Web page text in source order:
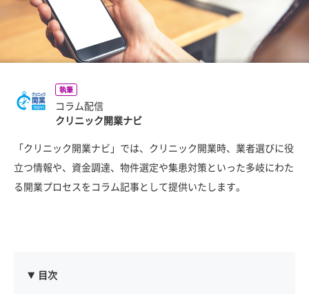
執筆
コラム配信
クリニック開業ナビ
「クリニック開業ナビ」では、クリニック開業時、業者選びに役
立つ情報や、資金調達、物件選定や集患対策といった多岐にわた
る開業プロセスをコラム記事として提供いたします。
目次